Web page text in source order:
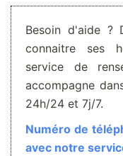
Besoin d'aide ?
connaitre ses
service de
accompagne
24h/24 et 7j/7.
Numéro de
avec notre